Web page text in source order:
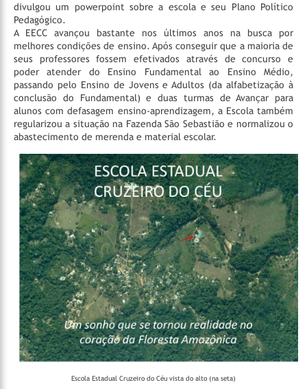
divulgou um powerpoint sobre a escola e seu Plano Político
Pedagógico.
A EECC avançou bastante nos últimos anos na busca por
melhores condições de ensino. Após conseguir que a maioria de
seus professores fossem efetivados através de concurso e
poder atender do Ensino Fundamental ao Ensino Médio,
passando pelo Ensino de Jovens e Adultos (da alfabetização à
conclusão do Fundamental) e duas turmas de Avançar para
alunos com defasagem ensino-aprendizagem, a Escola também
regularizou a situação na Fazenda São Sebastião e normalizou o
abastecimento de merenda e material escolar.
Escola Estadual Cruzeiro do Céu vista do alto (na seta)